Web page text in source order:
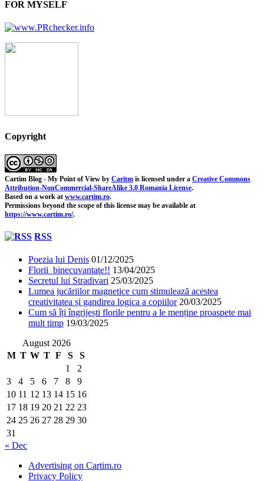
FOR MYSELF
Copyright
Cartim Blog - My Point of View by Caritm is licensed under a Creative Commons
Attribution-NonCommercial-ShareAlike 3.0 Romania License.
Based on a work at www.cartim.ro.
Permissions beyond the scope of this license may be available at
https://www.cartim.ro/.
RSS
Poezia lui Denis 01/12/2025
Florii binecuvantate!! 13/04/2025
Secretul lui Stradivari 25/03/2025
Lumea jucăriilor magnetice cum stimulează acestea
creativitatea și gandirea logica a copiilor 20/03/2025
Cum să îți îngrijești florile pentru a le menține proaspete mai
mult timp 19/03/2025
August 2026
M T W T F S
S
1
2
3
4 5 6 7 8
9
10 11 12 13 14 15 16
17 18 19 20 21 22 23
24 25 26 27 28 29 30
31
« Dec
Advertising on Cartim.ro
Privacy Policy